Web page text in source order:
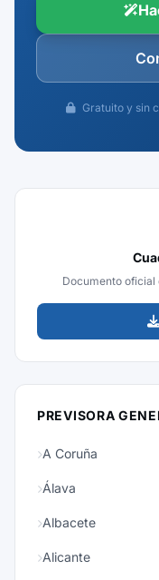
Gratuito y sin
Documento oficial
PREVISORA
A Coruña
Álava
Albacete
Alicante